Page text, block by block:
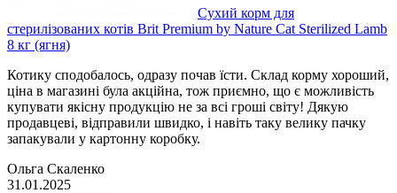
Сухий корм для
стерилізованих котів Brit Premium by Nature Cat Sterilized Lamb
8 кг (ягня)
Котику сподобалось, одразу почав їсти. Склад корму хороший,
ціна в магазині була акційна, тож приємно, що є можливість
купувати якісну продукцію не за всі гроші світу! Дякую
продавцеві, відправили швидко, і навіть таку велику пачку
запакували у картонну коробку.
Ольга Скаленко
31.01.2025